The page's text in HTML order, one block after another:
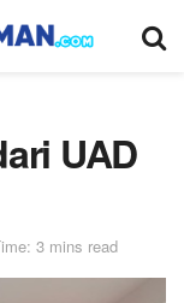
UAD
3 mins read